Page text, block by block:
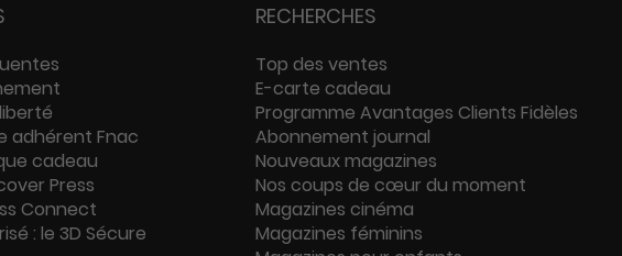
adhérent Fnac
cadeau
Press
Connect
: le 3D Sécure
RECHERCHES
Top des ventes
E-carte cadeau
Programme Avantages Clients Fidèles
Abonnement journal
Nouveaux magazines
Nos coups de cœur du moment
Magazines cinéma
Magazines féminins